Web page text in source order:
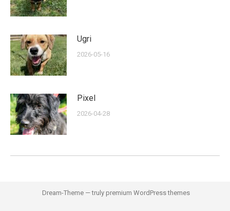
Ugri
2026-05-16
Pixel
2026-04-28
Dream-Theme — truly premium WordPress themes